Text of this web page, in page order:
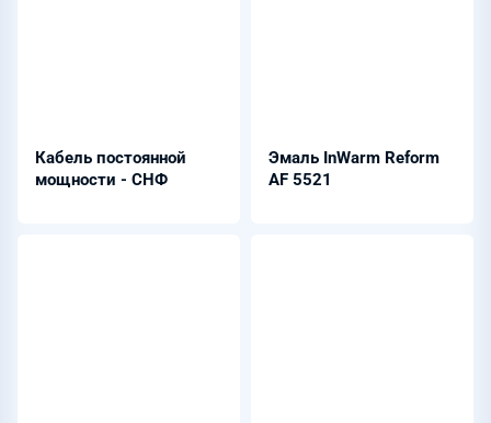
Кабель постоянной
мощности - СHФ
Эмаль InWarm Reform
AF 5521